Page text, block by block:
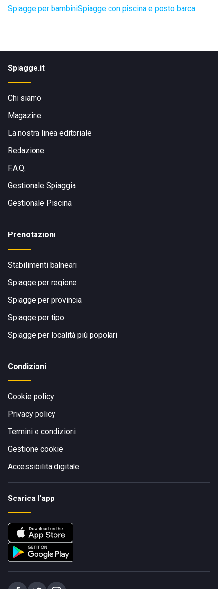
Spiagge per bambiniSpiagge con piscina e posto barca
Spiagge.it
Chi siamo
Magazine
La nostra linea editoriale
Redazione
F.A.Q.
Gestionale Spiaggia
Gestionale Piscina
Prenotazioni
Stabilimenti balneari
Spiagge per regione
Spiagge per provincia
Spiagge per tipo
Spiagge per località più popolari
Condizioni
Cookie policy
Privacy policy
Termini e condizioni
Gestione cookie
Accessibilità digitale
Scarica l'app